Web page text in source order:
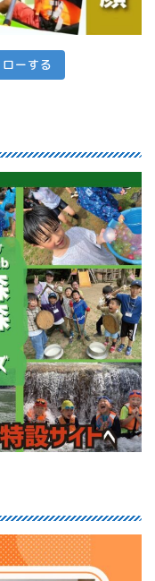
ローする